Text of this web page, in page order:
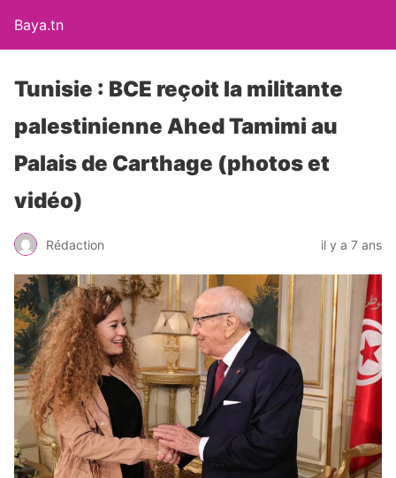
Baya.tn
Tunisie : BCE reçoit la militante
palestinienne Ahed Tamimi au
Palais de Carthage (photos et
vidéo)
Rédaction il y a 7 ans